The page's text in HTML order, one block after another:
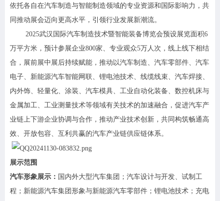
依托各自在汽车制造与智能制造领域的专业资源和国际影响力，共
同推动展会迈向更高水平，引领行业发展新潮流。
2025武汉国际汽车制造技术暨智能装备博览会预设展览面积6
万平方米，预计参展企业800家、专业观众5万人次，线上线下相结
合，展前展中展后持续赋能，推动以汽车制造、汽车零部件、汽车
电子、新能源汽车智能网联、锂电池技术、线缆线束、汽车焊接、
内外饰、轻量化、涂装、汽车模具、工业自动化装备、数控机床与
金属加工、工业测量技术等领域有关技术的加速融合，促进汽车产
业链上下游企业协调与合作，推动产业技术创新，共同构筑畅通高
效、开放包容、互利共赢的汽车产业链供应链体系。
展示范围
汽车形象展示 ： 国内外大型汽车集团；汽车设计与开发、试制工
程；新能源汽车集团形象与新能源汽车零部件；锂电池技术；充电